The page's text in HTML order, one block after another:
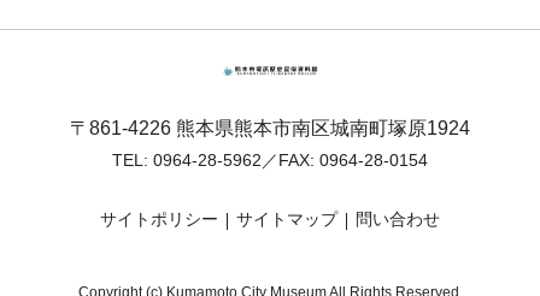
〒861-4226 熊本県熊本市南区城南町塚原1924
TEL: 0964-28-5962／FAX: 0964-28-0154
サイトポリシー サイトマップ 問い合わせ